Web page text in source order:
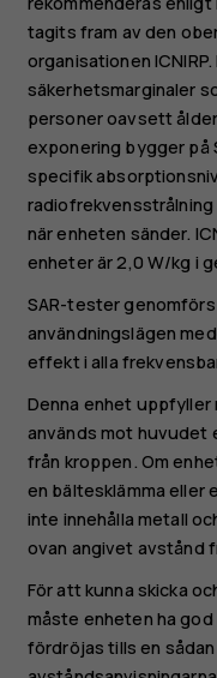
tagits fram av den
organisationen
säkerhetsmarginaler
personer oavsett
exponering bygger på
specifik
när enheten sänder.
enheter är 2,0 W/kg i
SAR-tester
användningslägen
effekt i alla
Denna enhet uppfyller
används mot huvudet
från kroppen. Om
en bältesklämma eller
inte innehålla metall
ovan angivet avstånd
För att kunna skicka
måste enheten ha
fördröjas tills en